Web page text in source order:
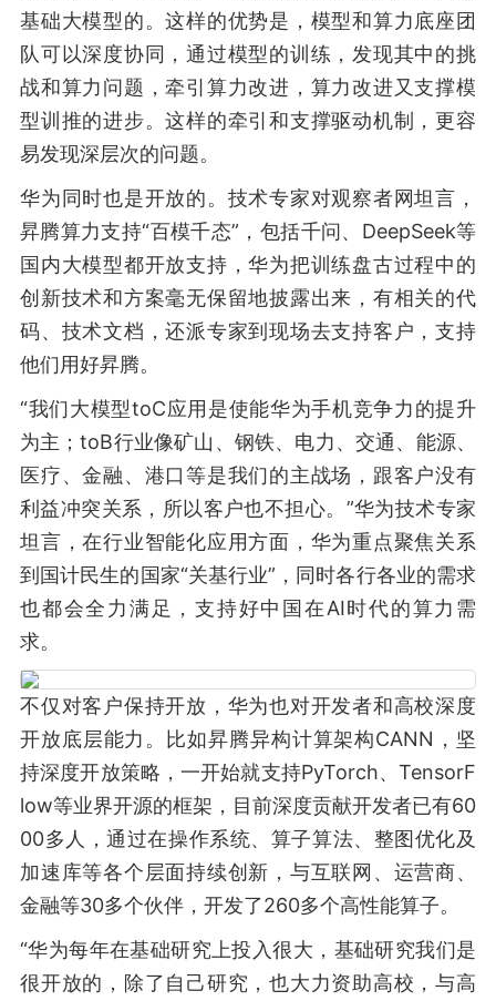
基础大模型的。这样的优势是，模型和算力底座团
队可以深度协同，通过模型的训练，发现其中的挑
战和算力问题，牵引算力改进，算力改进又支撑模
型训推的进步。这样的牵引和支撑驱动机制，更容
易发现深层次的问题。
华为同时也是开放的。技术专家对观察者网坦言，
昇腾算力支持“百模千态”，包括千问、DeepSeek等
国内大模型都开放支持，华为把训练盘古过程中的
创新技术和方案毫无保留地披露出来，有相关的代
码、技术文档，还派专家到现场去支持客户，支持
他们用好昇腾。
“我们大模型toC应用是使能华为手机竞争力的提升
为主；toB行业像矿山、钢铁、电力、交通、能源、
医疗、金融、港口等是我们的主战场，跟客户没有
利益冲突关系，所以客户也不担心。”华为技术专家
坦言，在行业智能化应用方面，华为重点聚焦关系
到国计民生的国家“关基行业”，同时各行各业的需求
也都会全力满足，支持好中国在AI时代的算力需
求。
不仅对客户保持开放，华为也对开发者和高校深度
开放底层能力。比如昇腾异构计算架构CANN，坚
持深度开放策略，一开始就支持PyTorch、TensorF
low等业界开源的框架，目前深度贡献开发者已有60
00多人，通过在操作系统、算子算法、整图优化及
加速库等各个层面持续创新，与互联网、运营商、
金融等30多个伙伴，开发了260多个高性能算子。
“华为每年在基础研究上投入很大，基础研究我们是
很开放的，除了自己研究，也大力资助高校，与高